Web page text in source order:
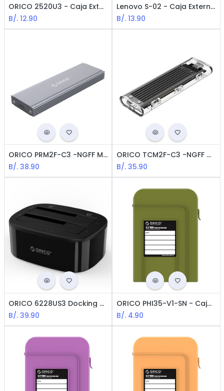
ORICO 2520U3 - Caja Externa / 2.5 / SATA HDD / USB 3.0
B/. 12.90
Lenovo S-02 - Caja Externa / 2.5 / SATA HDD / USB 3.0 / Black
B/. 13.90
ORICO PRM2F-C3 -NGFF M.2 Enclousure USB-C / 5Gbps / Aluminio / Negro
B/. 38.90
ORICO TCM2F-C3 -NGFF M.2 Enclousure USB-C / 5Gbps / Acrilico / Transparente
B/. 35.90
ORICO 6228US3 Docking de 2-Bahias para Clonación de HDD - 3.5" & 2.5" / USB3.0 / Negro
B/. 39.90
ORICO PHI35-V1-SN - Caja de Protección para HDD 3.5" / Verde Oliva
B/. 4.90